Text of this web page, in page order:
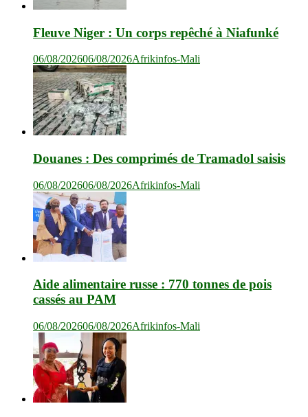
Fleuve Niger : Un corps repêché à Niafunké
06/08/202606/08/2026Afrikinfos-Mali
Douanes : Des comprimés de Tramadol saisis
06/08/202606/08/2026Afrikinfos-Mali
Aide alimentaire russe : 770 tonnes de pois
cassés au PAM
06/08/202606/08/2026Afrikinfos-Mali